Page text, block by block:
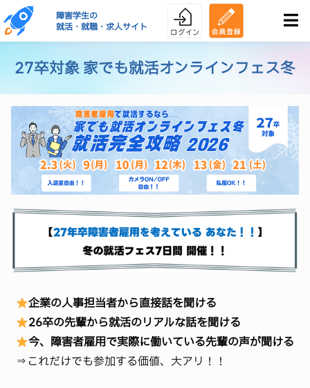
障害学生の
就活・就職・求人サイト
27卒対象 家でも就活オンラインフェス冬
企業の人事担当者から直接話を聞ける
26卒の先輩から就活のリアルな話を聞ける
今、障害者雇用で実際に働いている先輩の声が聞ける
⇒これだけでも参加する価値、大アリ！！